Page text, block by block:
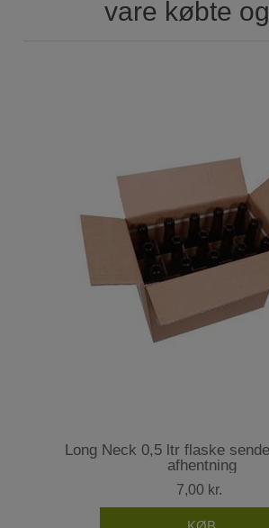
vare købte
Long Neck 0,5 ltr flaske
afhentning
7,00 kr.